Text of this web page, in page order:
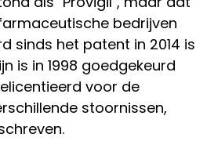
bedrijven
sinds het patent in 2014 is
is in 1998 goedgekeurd
voor de
stoornissen,